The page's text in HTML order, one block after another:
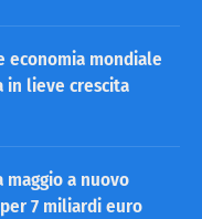
economia mondiale
in lieve crescita
maggio a nuovo
7 miliardi euro